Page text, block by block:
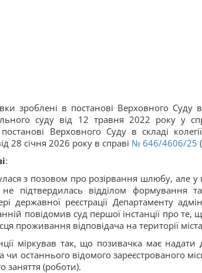
зроблені в постанові Верховного Суду в
суду від 12 травня 2022 року у
Верховного Суду в складі
28 січня 2026 року в справі № 646/4606/25
:
з позовом про розірвання шлюбу, але у
не підтвердилась відділом формування
державної реєстрації Департаменту
повідомив суд першої інстанції про те,
проживання відповідача на території
міркував так, що позивачка має
чи останнього відомого зареєстрованого
заняття (роботи).